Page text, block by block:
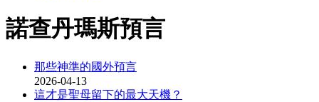
諾查丹瑪斯預言
那些神準的國外預言
2026-04-13
這才是聖母留下的最大天機？